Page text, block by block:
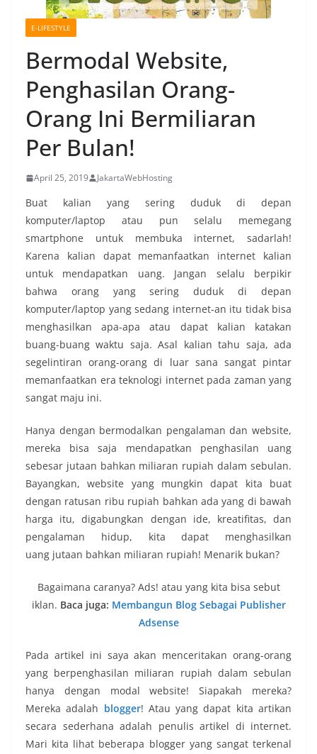
E-LIFESTYLE
Bermodal Website,
Penghasilan Orang-
Orang Ini Bermiliaran
Per Bulan!
April 25, 2019 JakartaWebHosting
Buat kalian yang sering duduk di depan
komputer/laptop atau pun selalu memegang
smartphone untuk membuka internet, sadarlah!
Karena kalian dapat memanfaatkan internet kalian
untuk mendapatkan uang. Jangan selalu berpikir
bahwa orang yang sering duduk di depan
komputer/laptop yang sedang internet-an itu tidak bisa
menghasilkan apa-apa atau dapat kalian katakan
buang-buang waktu saja. Asal kalian tahu saja, ada
segelintiran orang-orang di luar sana sangat pintar
memanfaatkan era teknologi internet pada zaman yang
sangat maju ini.
Hanya dengan bermodalkan pengalaman dan website,
mereka bisa saja mendapatkan penghasilan uang
sebesar jutaan bahkan miliaran rupiah dalam sebulan.
Bayangkan, website yang mungkin dapat kita buat
dengan ratusan ribu rupiah bahkan ada yang di bawah
harga itu, digabungkan dengan ide, kreatifitas, dan
pengalaman hidup, kita dapat menghasilkan
uang jutaan bahkan miliaran rupiah! Menarik bukan?
Bagaimana caranya? Ads! atau yang kita bisa sebut
iklan. Baca juga: Membangun Blog Sebagai Publisher
Adsense
Pada artikel ini saya akan menceritakan orang-orang
yang berpenghasilan miliaran rupiah dalam sebulan
hanya dengan modal website! Siapakah mereka?
Mereka adalah blogger! Atau yang dapat kita artikan
secara sederhana adalah penulis artikel di internet.
Mari kita lihat beberapa blogger yang sangat terkenal